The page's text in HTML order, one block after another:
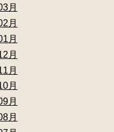
月
月
月
月
月
月
月
月